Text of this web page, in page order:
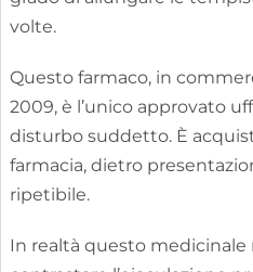
volte.
Questo farmaco, in
2009, è l’unico approvato
disturbo suddetto. È
farmacia, dietro
ripetibile.
In realtà questo medicinale